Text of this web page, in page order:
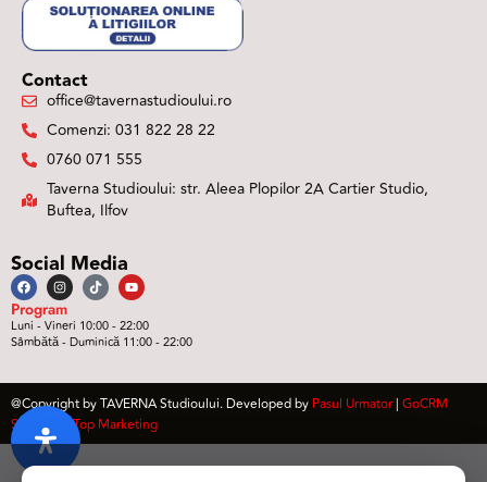
Contact
office@tavernastudioului.ro
Comenzi: 031 822 28 22
0760 071 555
Taverna Studioului: str. Aleea Plopilor 2A Cartier Studio,
Buftea, Ilfov
Social Media
Program
Luni - Vineri 10:00 - 22:00
Sâmbătă - Duminică 11:00 - 22:00
@Copyright by TAVERNA Studioului. Developed by Pasul Urmator | GoCRM
Software
|Top Marketing